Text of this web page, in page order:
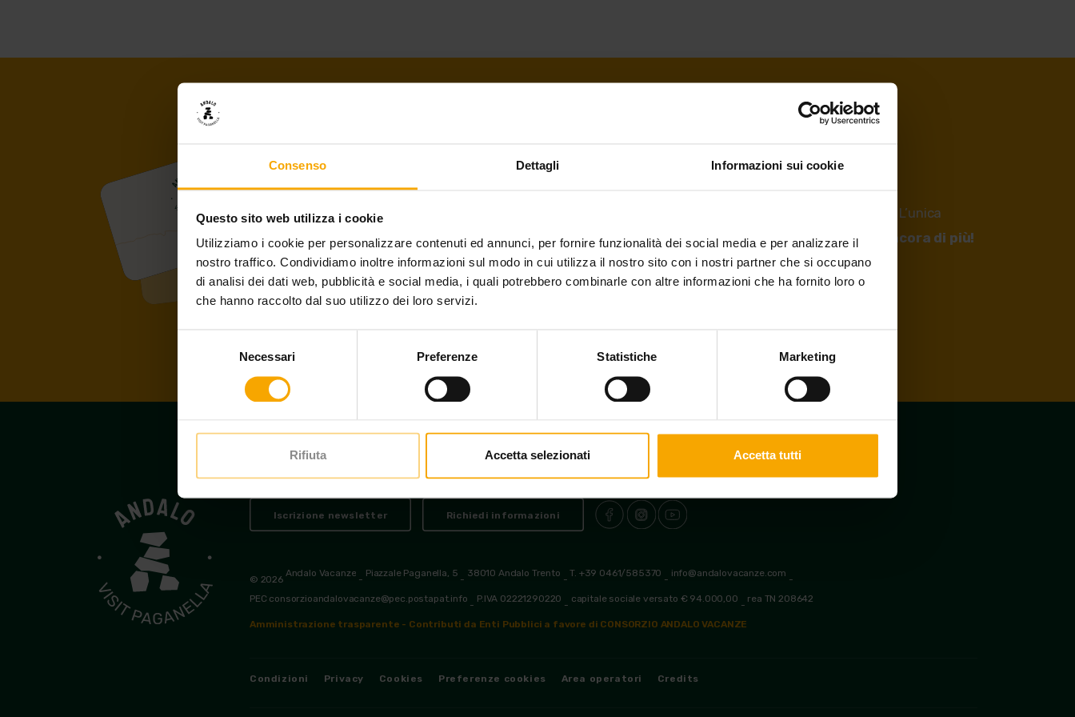
Consenso Dettagli Informazioni sui cookie
Questo sito web utilizza i cookie
Utilizziamo i cookie per personalizzare contenuti ed annunci, per fornire funzionalità dei social media e per analizzare il
nostro traffico. Condividiamo inoltre informazioni sul modo in cui utilizza il nostro sito con i nostri partner che si occupano
di analisi dei dati web, pubblicità e social media, i quali potrebbero combinarle con altre informazioni che ha fornito loro o
che hanno raccolto dal suo utilizzo dei loro servizi.
Necessari Preferenze Statistiche Marketing
Rifiuta Accetta selezionati Accetta tutti
PAGANELLA GUEST CARD
Niente paura! L’unica
differenza è il nome, le modalità di utilizzo sono le stesse ed i vantaggi sono ancora di più!
Ottieni la card
Iscrizione newsletter Richiedi informazioni
© 2026
Andalo Vacanze
-
Piazzale Paganella, 5
-
38010 Andalo Trento
-
T. +39 0461/585370
-
info@andalovacanze.com
-
PEC consorzioandalovacanze@pec.postapat.info
-
P.IVA 02221290220
-
capitale sociale versato € 94.000,00
-
rea TN 208642
Amministrazione trasparente - Contributi da Enti Pubblici a favore di CONSORZIO ANDALO VACANZE
Condizioni Privacy Cookies Preferenze cookies Area operatori Credits